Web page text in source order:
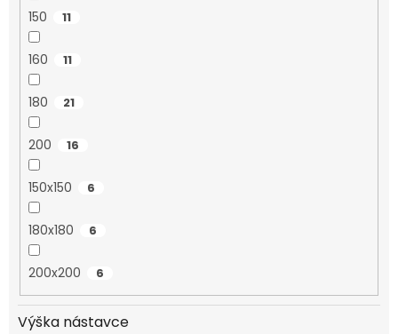
150 11
160 11
180 21
200 16
150x150 6
180x180 6
200x200 6
Výška nástavce